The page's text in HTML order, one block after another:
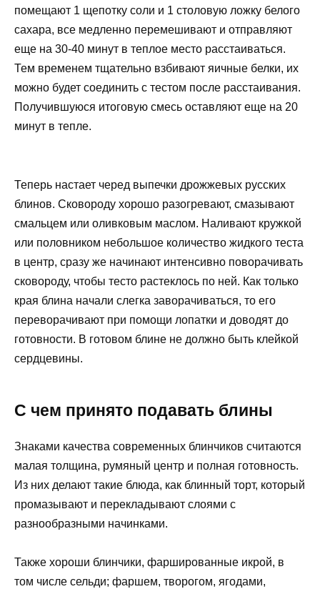
помещают 1 щепотку соли и 1 столовую ложку белого
сахара, все медленно перемешивают и отправляют
еще на 30-40 минут в теплое место расстаиваться.
Тем временем тщательно взбивают яичные белки, их
можно будет соединить с тестом после расстаивания.
Получившуюся итоговую смесь оставляют еще на 20
минут в тепле.
Теперь настает черед выпечки дрожжевых русских
блинов. Сковороду хорошо разогревают, смазывают
смальцем или оливковым маслом. Наливают кружкой
или половником небольшое количество жидкого теста
в центр, сразу же начинают интенсивно поворачивать
сковороду, чтобы тесто растеклось по ней. Как только
края блина начали слегка заворачиваться, то его
переворачивают при помощи лопатки и доводят до
готовности. В готовом блине не должно быть клейкой
сердцевины.
С чем принято подавать блины
Знаками качества современных блинчиков считаются
малая толщина, румяный центр и полная готовность.
Из них делают такие блюда, как блинный торт, который
промазывают и перекладывают слоями с
разнообразными начинками.
Также хороши блинчики, фаршированные икрой, в
том числе сельди; фаршем, творогом, ягодами,